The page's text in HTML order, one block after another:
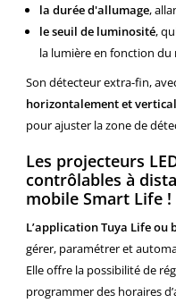
la durée d'allumage,
le seuil de luminosité,
la lumière en fonction
Son détecteur extra-fin,
horizontalement et
pour ajuster la zone de
Les projecteurs
contrôlables à
mobile Smart Life !
L’application Tuya Life ou
gérer, paramétrer et
Elle offre la possibilité de
programmer des horaires